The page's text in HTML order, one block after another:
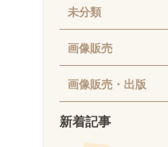
未分類
画像販売
画像販売・出版
新着記事